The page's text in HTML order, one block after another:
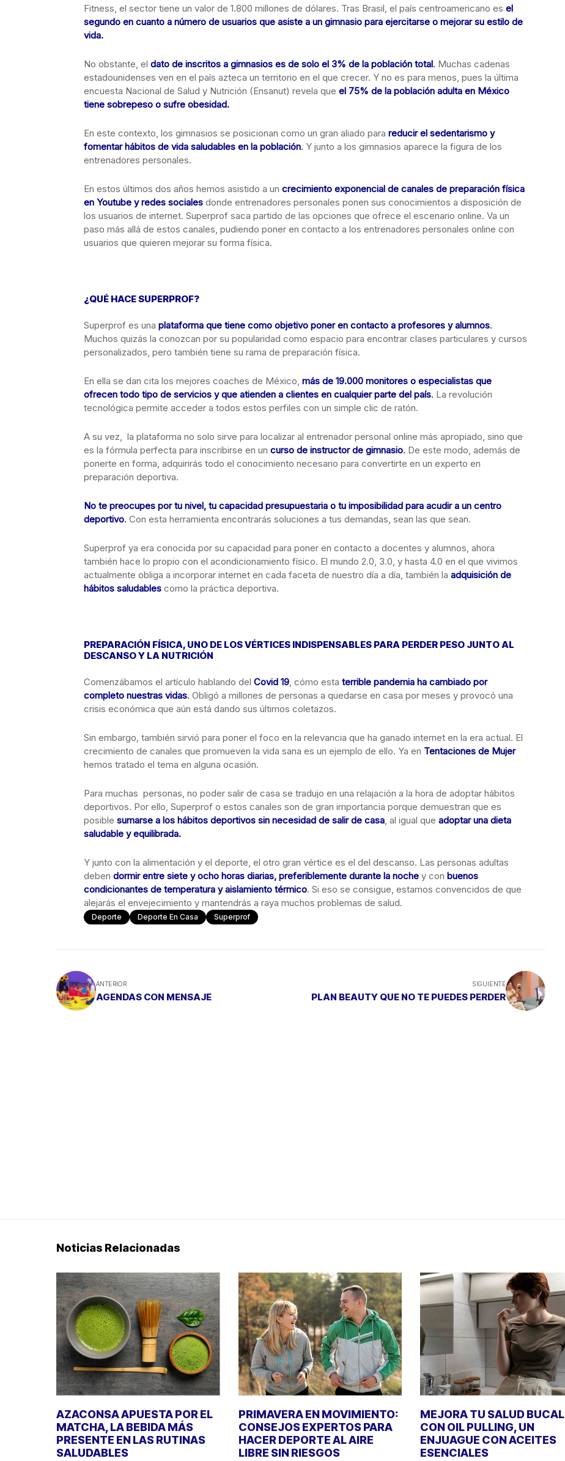
Fitness, el sector tiene un valor de 1.800 millones de dólares. Tras Brasil, el país centroamericano es el
segundo en cuanto a número de usuarios que asiste a un gimnasio para ejercitarse o mejorar su estilo de
vida.
No obstante, el dato de inscritos a gimnasios es de solo el 3% de la población total. Muchas cadenas
estadounidenses ven en el país azteca un territorio en el que crecer. Y no es para menos, pues la última
encuesta Nacional de Salud y Nutrición (Ensanut) revela que el 75% de la población adulta en México
tiene sobrepeso o sufre obesidad.
En este contexto, los gimnasios se posicionan como un gran aliado para reducir el sedentarismo y
fomentar hábitos de vida saludables en la población. Y junto a los gimnasios aparece la figura de los
entrenadores personales.
En estos últimos dos años hemos asistido a un crecimiento exponencial de canales de preparación física
en Youtube y redes sociales donde entrenadores personales ponen sus conocimientos a disposición de
los usuarios de internet. Superprof saca partido de las opciones que ofrece el escenario online. Va un
paso más allá de estos canales, pudiendo poner en contacto a los entrenadores personales online con
usuarios que quieren mejorar su forma física.
¿QUÉ HACE SUPERPROF?
Superprof es una plataforma que tiene como objetivo poner en contacto a profesores y alumnos.
Muchos quizás la conozcan por su popularidad como espacio para encontrar clases particulares y cursos
personalizados, pero también tiene su rama de preparación física.
En ella se dan cita los mejores coaches de México, más de 19.000 monitores o especialistas que
ofrecen todo tipo de servicios y que atienden a clientes en cualquier parte del país. La revolución
tecnológica permite acceder a todos estos perfiles con un simple clic de ratón.
A su vez, la plataforma no solo sirve para localizar al entrenador personal online más apropiado, sino que
es la fórmula perfecta para inscribirse en un curso de instructor de gimnasio. De este modo, además de
ponerte en forma, adquirirás todo el conocimiento necesario para convertirte en un experto en
preparación deportiva.
No te preocupes por tu nivel, tu capacidad presupuestaria o tu imposibilidad para acudir a un centro
deportivo. Con esta herramienta encontrarás soluciones a tus demandas, sean las que sean.
Superprof ya era conocida por su capacidad para poner en contacto a docentes y alumnos, ahora
también hace lo propio con el acondicionamiento físico. El mundo 2.0, 3.0, y hasta 4.0 en el que vivimos
actualmente obliga a incorporar internet en cada faceta de nuestro día a día, también la adquisición de
hábitos saludables como la práctica deportiva.
PREPARACIÓN FÍSICA, UNO DE LOS VÉRTICES INDISPENSABLES PARA PERDER PESO JUNTO AL
DESCANSO Y LA NUTRICIÓN
Comenzábamos el artículo hablando del Covid 19, cómo esta terrible pandemia ha cambiado por
completo nuestras vidas. Obligó a millones de personas a quedarse en casa por meses y provocó una
crisis económica que aún está dando sus últimos coletazos.
Sin embargo, también sirvió para poner el foco en la relevancia que ha ganado internet en la era actual. El
crecimiento de canales que promueven la vida sana es un ejemplo de ello. Ya en Tentaciones de Mujer
hemos tratado el tema en alguna ocasión.
Para muchas personas, no poder salir de casa se tradujo en una relajación a la hora de adoptar hábitos
deportivos. Por ello, Superprof o estos canales son de gran importancia porque demuestran que es
posible sumarse a los hábitos deportivos sin necesidad de salir de casa, al igual que adoptar una dieta
saludable y equilibrada.
Y junto con la alimentación y el deporte, el otro gran vértice es el del descanso. Las personas adultas
deben dormir entre siete y ocho horas diarias, preferiblemente durante la noche y con buenos
condicionantes de temperatura y aislamiento térmico. Si eso se consigue, estamos convencidos de que
alejarás el envejecimiento y mantendrás a raya muchos problemas de salud.
Deporte Deporte En Casa Superprof
ANTERIOR
AGENDAS CON MENSAJE
SIGUIENTE
PLAN BEAUTY QUE NO TE PUEDES PERDER
Noticias Relacionadas
AZACONSA APUESTA POR EL
MATCHA, LA BEBIDA MÁS
PRESENTE EN LAS RUTINAS
SALUDABLES
PRIMAVERA EN MOVIMIENTO:
CONSEJOS EXPERTOS PARA
HACER DEPORTE AL AIRE
LIBRE SIN RIESGOS
MEJORA TU SALUD BUCAL
CON OIL PULLING, UN
ENJUAGUE CON ACEITES
ESENCIALES